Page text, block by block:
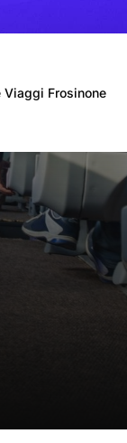
Viaggi Frosinone